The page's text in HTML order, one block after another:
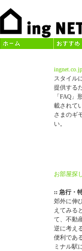
スタイル
提供する
「FAQ」
載されて
さまのギ
い。
お部屋探
:: 急行・
郊外に伸
えてみる
て、不動
逆に考え
便利であ
ミナル駅